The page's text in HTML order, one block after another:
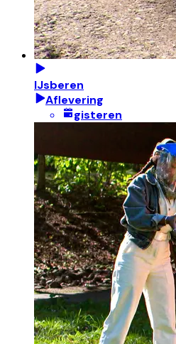
IJsberen
Aflevering
gisteren